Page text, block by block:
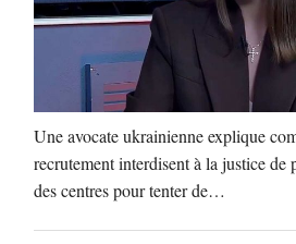
Une avocate ukrainienne explique
recrutement interdisent à la justice de
des centres pour tenter de…